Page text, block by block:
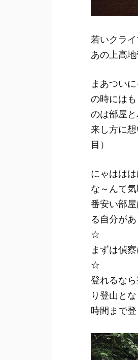
若いクライ
あの上高
まあつい
の時には
のは部屋
来し方に
目）
にゃはは
な～んて
番安い部
る自分が
☆
まずは偵
☆
登れるな
り登山と
時間まで